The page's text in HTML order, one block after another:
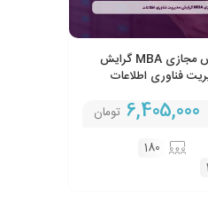
آموزش مجازی MBA گرایش
فناوری اطلاعات
6,405,000 تومان
180